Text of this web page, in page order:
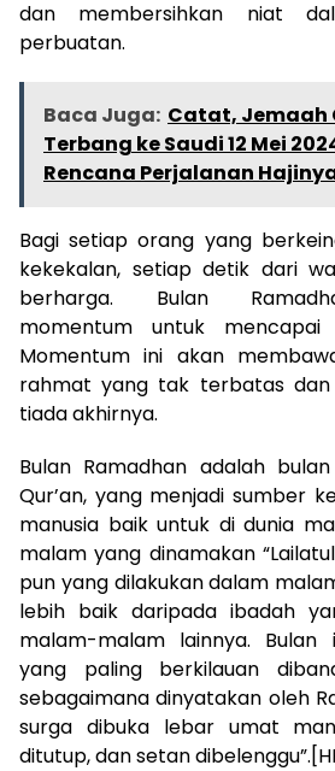
dan membersihkan niat
perbuatan.
Baca Juga: Catat, Jemaah
Terbang ke Saudi 12 Mei
Rencana Perjalanan
Bagi setiap orang yang
kekekalan, setiap detik dari
berharga. Bulan
momentum untuk mencapai
Momentum ini akan
rahmat yang tak terbatas dan
tiada akhirnya.
Bulan Ramadhan adalah
Qur’an, yang menjadi sumber
manusia baik untuk di dunia
malam yang dinamakan
pun yang dilakukan dalam
lebih baik daripada ibadah
malam-malam lainnya.
yang paling berkilauan
sebagaimana dinyatakan oleh
surga dibuka lebar umat
ditutup, dan setan